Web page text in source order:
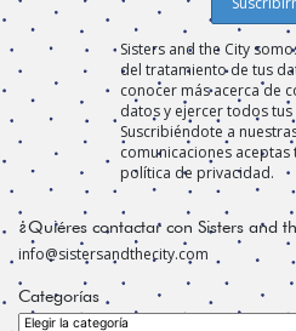
Sisters and the City
del tratamiento de tus
conocer más acerca de
datos y ejercer todos
Suscribiéndote a
comunicaciones
política de privacidad.
¿Quiéres contactar con Sisters and
info@sistersandthecity.com
Categorías
Categorías